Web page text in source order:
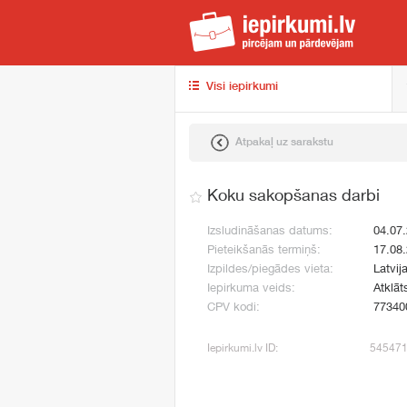
Visi iepirkumi
Atpakaļ uz sarakstu
Koku sakopšanas darbi
Izsludināšanas datums:
Pieteikšanās termiņš:
Izpildes/piegādes vieta:
Iepirkuma veids:
CPV kodi:
Iepirkumi.lv ID: